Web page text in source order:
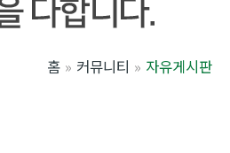
홈 커뮤니티 자유게시판